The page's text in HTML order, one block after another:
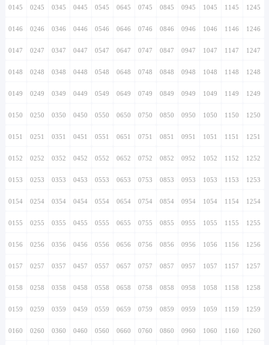
0145 0245 0345 0445 0545 0645 0745 0845 0945 1045 1145 1245
0146 0246 0346 0446 0546 0646 0746 0846 0946 1046 1146 1246
0147 0247 0347 0447 0547 0647 0747 0847 0947 1047 1147 1247
0148 0248 0348 0448 0548 0648 0748 0848 0948 1048 1148 1248
0149 0249 0349 0449 0549 0649 0749 0849 0949 1049 1149 1249
0150 0250 0350 0450 0550 0650 0750 0850 0950 1050 1150 1250
0151 0251 0351 0451 0551 0651 0751 0851 0951 1051 1151 1251
0152 0252 0352 0452 0552 0652 0752 0852 0952 1052 1152 1252
0153 0253 0353 0453 0553 0653 0753 0853 0953 1053 1153 1253
0154 0254 0354 0454 0554 0654 0754 0854 0954 1054 1154 1254
0155 0255 0355 0455 0555 0655 0755 0855 0955 1055 1155 1255
0156 0256 0356 0456 0556 0656 0756 0856 0956 1056 1156 1256
0157 0257 0357 0457 0557 0657 0757 0857 0957 1057 1157 1257
0158 0258 0358 0458 0558 0658 0758 0858 0958 1058 1158 1258
0159 0259 0359 0459 0559 0659 0759 0859 0959 1059 1159 1259
0160 0260 0360 0460 0560 0660 0760 0860 0960 1060 1160 1260